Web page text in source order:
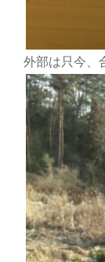
外部は只今、